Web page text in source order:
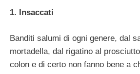
1. Insaccati
Banditi salumi di ogni genere, dal
mortadella, dal rigatino al
colon e di certo non fanno bene a